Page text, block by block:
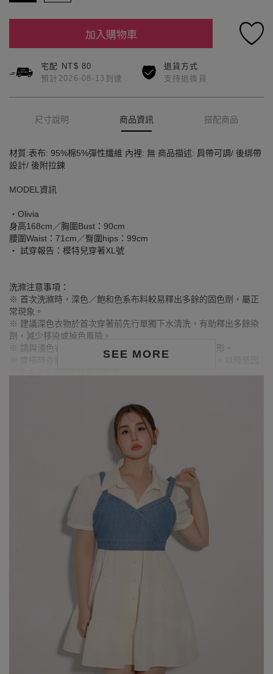
加入購物車
宅配 NT$ 80
預計2026-08-13到達
退貨方式
支持退換貨
尺寸說明 商品資訊 搭配商品
SEE MORE
材質:表布: 95%棉5%彈性纖維 內裡: 無 商品描述: 肩帶可調/ 後綁帶
設計/ 後附拉鍊
MODEL資訊
‧Olivia
身高168cm／胸圍Bust：90cm
腰圍Waist：71cm／臀圍hips：99cm
‧ 試穿報告：模特兒穿著XL號
洗滌注意事項：
※ 首次洗滌時，深色／飽和色系布料較易釋出多餘的固色劑，屬正
常現象。
※ 建議深色衣物於首次穿著前先行單獨下水清洗，有助釋出多餘染
劑，減少移染或掉色風險。
※ 請與淺色衣物分開洗滌，避免互相染色或產生移染情形。
※ 穿搭時亦建議避免與淺色配件、包款、飾品一同使用，以降低因